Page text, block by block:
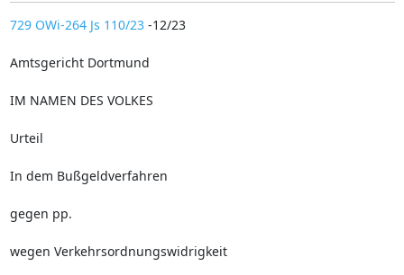
729 OWi-264 Js 110/23-12/23
Amtsgericht Dortmund
IM NAMEN DES VOLKES
Urteil
In dem Bußgeldverfahren
gegen pp.
wegen Verkehrsordnungswidrigkeit